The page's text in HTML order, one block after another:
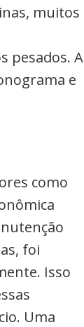
muitos
pesados. A
e
como
foi
Isso
Uma